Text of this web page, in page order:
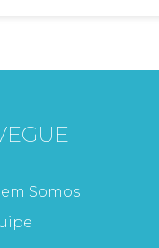
Somos